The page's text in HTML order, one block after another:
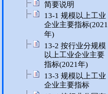
简要说明
13-1 规模以上工业
企业主要指标(2021
年)
13-2 按行业分规模
以上工业企业主要
指标(2021年)
13-3 规模以上工业
企业主要指标